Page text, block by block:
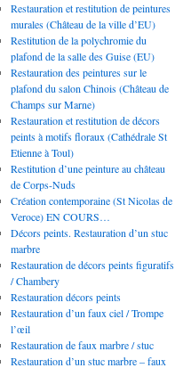
Restauration et restitution de peintures
murales (Château de la ville d’EU)
Restitution de la polychromie du
plafond de la salle des Guise (EU)
Restauration des peintures sur le
plafond du salon Chinois (Château de
Champs sur Marne)
Restauration et restitution de décors
peints à motifs floraux (Cathédrale St
Etienne à Toul)
Restitution d’une peinture au château
de Corps-Nuds
Création contemporaine (St Nicolas de
Veroce) EN COURS…
Décors peints. Restauration d’un stuc
marbre
Restauration de décors peints figuratifs
/ Chambery
Restauration décors peints
Restauration d’un faux ciel / Trompe
l’œil
Restauration de faux marbre / stuc
Restauration d’un stuc marbre – faux